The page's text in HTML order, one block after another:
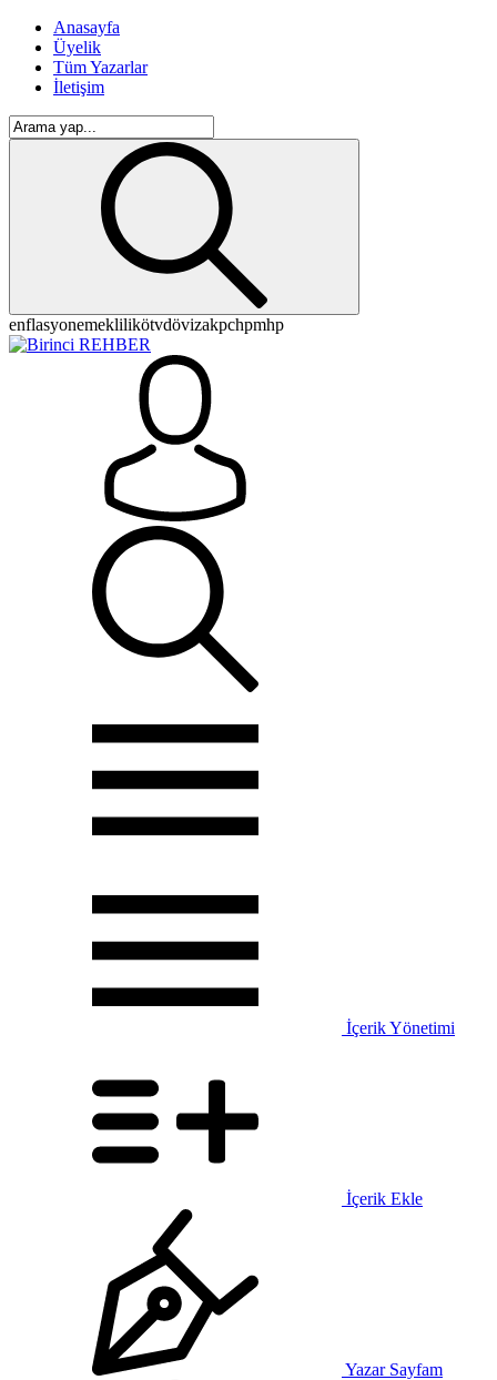
Anasayfa
Üyelik
Tüm Yazarlar
İletişim
enflasyonemeklilikötvdövizakpchpmhp
İçerik Yönetimi
İçerik Ekle
Yazar Sayfam